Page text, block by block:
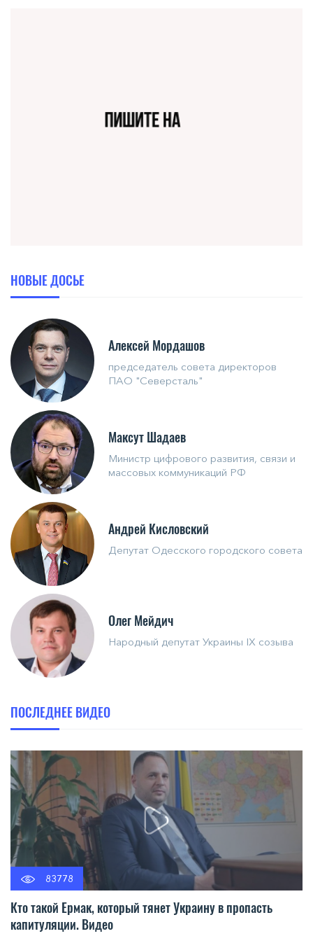
НОВЫЕ ДОСЬЕ
Алексей Мордашов
председатель совета директоров
ПАО "Северсталь"
Максут Шадаев
Министр цифрового развития, связи и
массовых коммуникаций РФ
Андрей Кисловский
Депутат Одесского городского совета
Олег Мейдич
Народный депутат Украины IX созыва
ПОСЛЕДНЕЕ ВИДЕО
83778
Кто такой Ермак, который тянет Украину в пропасть
капитуляции. Видео